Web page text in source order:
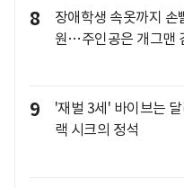
8
장애학생 속옷까지 손
원…주인공은 개그맨
9
'재벌 3세' 바이브는
랙 시크의 정석